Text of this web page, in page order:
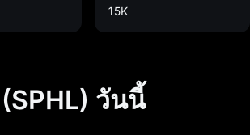
15K
วันนี้